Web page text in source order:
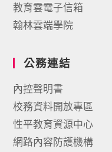
教育雲電子信箱
翰林雲端學院
公務連結
內控聲明書
校務資料開放專區
性平教育資源中心
網路內容防護機構